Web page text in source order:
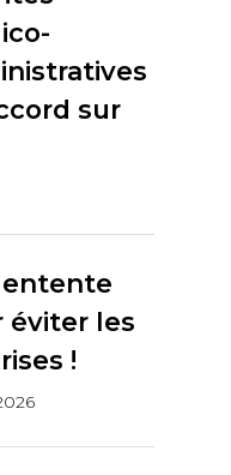
sur
entente
éviter les
!